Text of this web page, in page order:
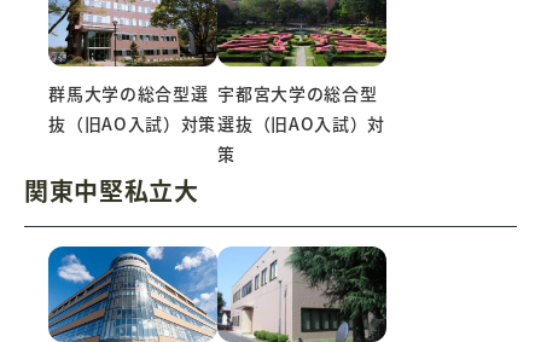
群馬大学の総合型選
抜（旧AO入試）対策
宇都宮大学の総合型
選抜（旧AO入試）対
策
関東中堅私立大